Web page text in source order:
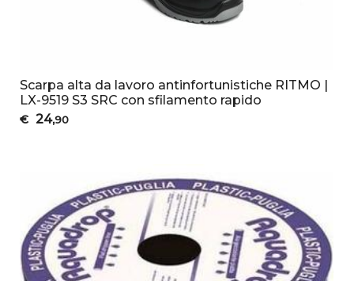
Scarpa alta da lavoro antinfortunistiche RITMO |
LX-9519 S3 SRC con sfilamento rapido
€ 24,90